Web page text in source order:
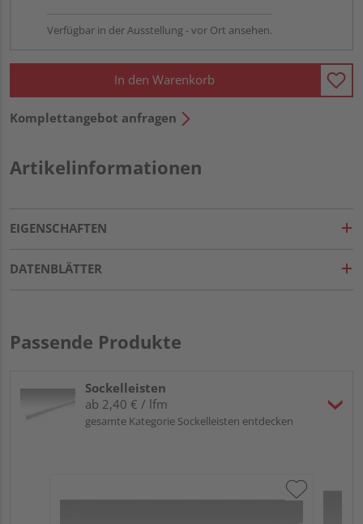
Verfügbar in der Ausstellung - vor Ort ansehen.
In den Warenkorb
Komplettangebot anfragen
Artikelinformationen
EIGENSCHAFTEN
DATENBLÄTTER
Passende Produkte
Sockelleisten
ab 2,40 € / lfm
gesamte Kategorie Sockelleisten entdecken